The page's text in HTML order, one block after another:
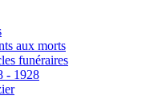
aux morts
funéraires
- 1928